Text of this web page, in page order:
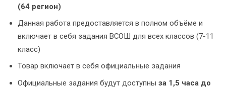
(64 регион)
Данная работа предоставляется в полном объёме и
включает в себя задания ВСОШ для всех классов (7-11
класс)
Товар включает в себя официальные задания
Официальные задания будут доступны за 1,5 часа до